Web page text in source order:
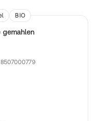
BIO
gemahlen